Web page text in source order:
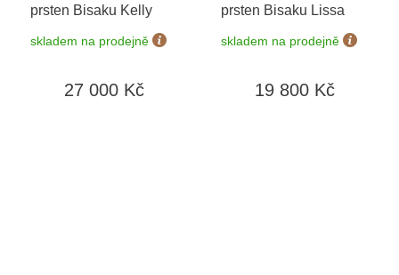
prsten Bisaku Kelly
skladem na prodejně
27 000 Kč
prsten Bisaku Lissa
skladem na prodejně
19 800 Kč